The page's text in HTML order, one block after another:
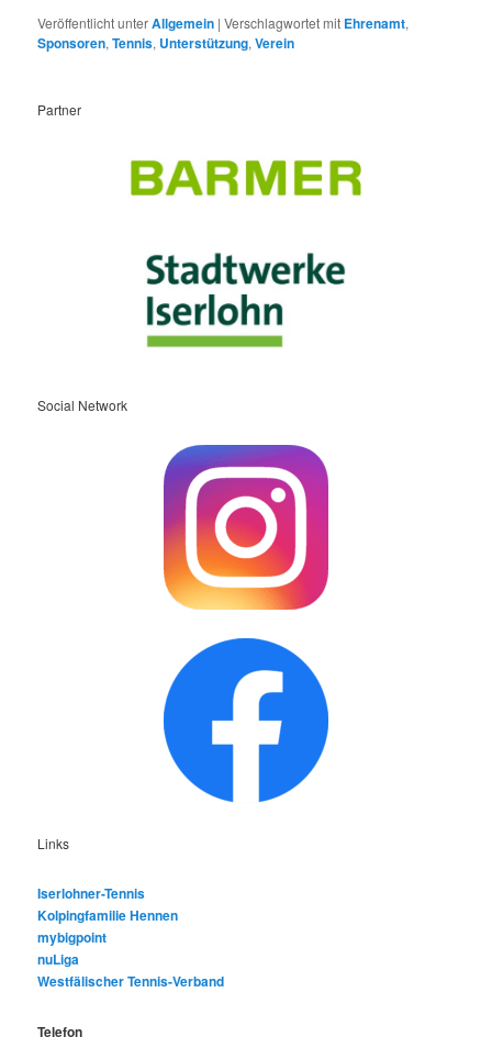
Veröffentlicht unterAllgemein |Verschlagwortet mit Ehrenamt,
Sponsoren,Tennis, Unterstützung,Verein
Partner
Social Network
Links
Iserlohner-Tennis
Kolpingfamilie Hennen
mybigpoint
nuLiga
Westfälischer Tennis-Verband
Telefon